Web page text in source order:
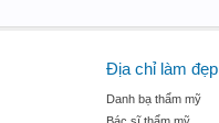
Địa chỉ làm đẹp
Danh bạ thẩm mỹ
Bác sĩ thẩm mỹ